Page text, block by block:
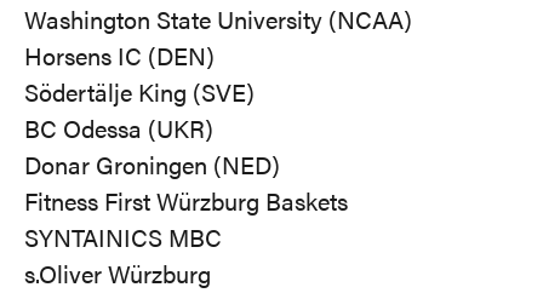
Washington State University (NCAA)
Horsens IC (DEN)
Södertälje King (SVE)
BC Odessa (UKR)
Donar Groningen (NED)
Fitness First Würzburg Baskets
SYNTAINICS MBC
s.Oliver Würzburg